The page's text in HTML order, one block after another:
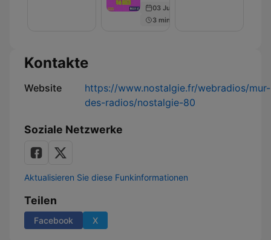
L'info
qui
03 Jul 2026
3 min
Kontakte
Website
https://www.nostalgie.fr/webradios/mur-
des-radios/nostalgie-80
Soziale Netzwerke
Aktualisieren Sie diese Funkinformationen
Teilen
Facebook X